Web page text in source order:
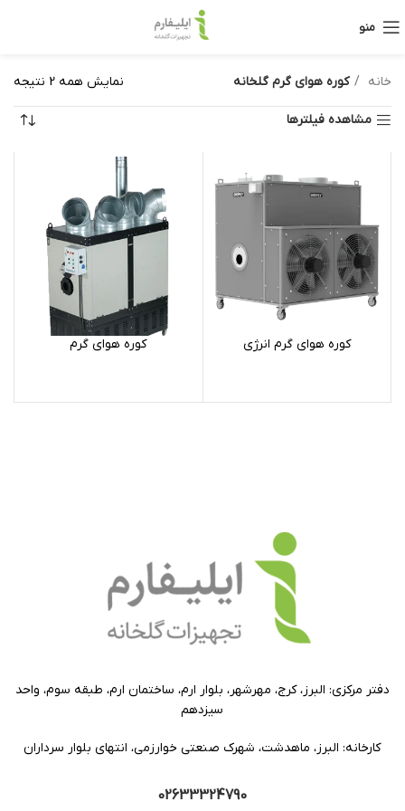
منو
خانه کوره هوای گرم گلخانه نمایش همه 2 نتیجه
مشاهده فیلترها
کوره هوای گرم انرژی کوره هوای گرم
دفتر مرکزی: البرز، کرج، مهرشهر، بلوار ارم، ساختمان ارم، طبقه سوم، واحد
سیزدهم
کارخانه: البرز، ماهدشت، شهرک صنعتی خوارزمی، انتهای بلوار سرداران
02633324790